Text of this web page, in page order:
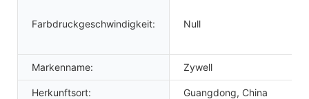
Farbdruckgeschwindigkeit: Null
Markenname: Zywell
Herkunftsort: Guangdong, China